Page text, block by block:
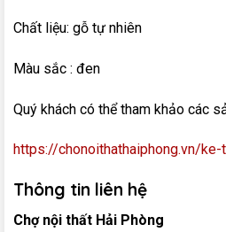
Chất liệu: gỗ tự nhiên
Màu sắc : đen
Quý khách có thể tham khảo các
https://chonoithathaiphong.vn/
Thông tin liên hệ
Chợ nội thất Hải Phòng